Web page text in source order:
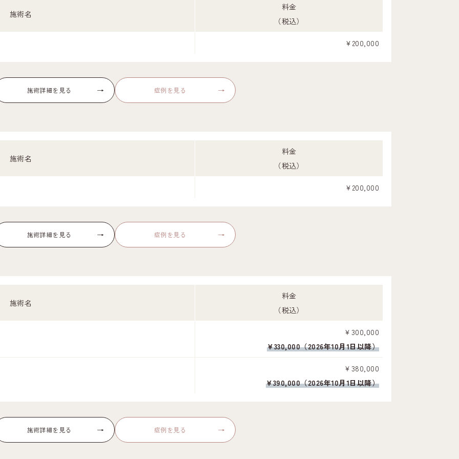
施術名
料金
（税込）
￥200,000
施術詳細を見る → 症例を見る →
施術名
料金
（税込）
￥200,000
施術詳細を見る → 症例を見る →
施術名
料金
（税込）
￥300,000
¥330,000（2026年10月1日以降）
￥380,000
¥390,000（2026年10月1日以降）
施術詳細を見る → 症例を見る →